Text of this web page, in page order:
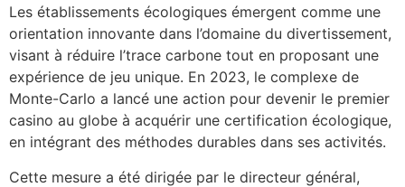
Les établissements écologiques émergent comme une
orientation innovante dans l’domaine du divertissement,
visant à réduire l’trace carbone tout en proposant une
expérience de jeu unique. En 2023, le complexe de
Monte-Carlo a lancé une action pour devenir le premier
casino au globe à acquérir une certification écologique,
en intégrant des méthodes durables dans ses activités.
Cette mesure a été dirigée par le directeur général,